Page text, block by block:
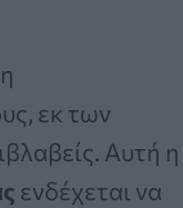
εκ των
Αυτή η
ενδέχεται να